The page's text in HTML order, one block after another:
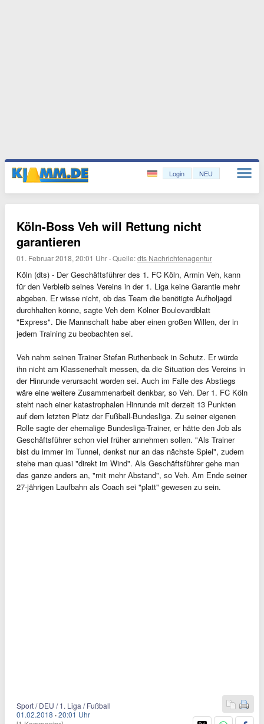
Login NEU
Köln-Boss Veh will Rettung nicht
garantieren
01. Februar 2018, 20:01 Uhr ·Quelle:dts Nachrichtenagentur
Köln (dts) - Der Geschäftsführer des 1. FC Köln, Armin Veh, kann
für den Verbleib seines Vereins in der 1. Liga keine Garantie mehr
abgeben. Er wisse nicht, ob das Team die benötigte Aufholjagd
durchhalten könne, sagte Veh dem Kölner Boulevardblatt
"Express". Die Mannschaft habe aber einen großen Willen, der in
jedem Training zu beobachten sei.
Veh nahm seinen Trainer Stefan Ruthenbeck in Schutz. Er würde
ihn nicht am Klassenerhalt messen, da die Situation des Vereins in
der Hinrunde verursacht worden sei. Auch im Falle des Abstiegs
wäre eine weitere Zusammenarbeit denkbar, so Veh. Der 1. FC Köln
steht nach einer katastrophalen Hinrunde mit derzeit 13 Punkten
auf dem letzten Platz der Fußball-Bundesliga. Zu seiner eigenen
Rolle sagte der ehemalige Bundesliga-Trainer, er hätte den Job als
Geschäftsführer schon viel früher annehmen sollen. "Als Trainer
bist du immer im Tunnel, denkst nur an das nächste Spiel", zudem
stehe man quasi "direkt im Wind". Als Geschäftsführer gehe man
das ganze anders an, "mit mehr Abstand", so Veh. Am Ende seiner
27-jährigen Laufbahn als Coach sei "platt" gewesen zu sein.
Sport / DEU / 1. Liga / Fußball
01.02.2018 ·20:01 Uhr